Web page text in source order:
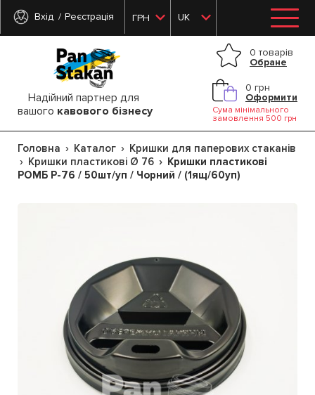
Вхід Реєстрація ГРН UK
Надійний партнер для
вашого кавового бізнесу
0 товарів
Обране
0 грн
Оформити
Сума мінімального
замовлення 500 грн
Головна Каталог
Кришки для паперових стаканів
Кришки пластикові Ø 76
Кришки пластикові
РОМБ Р-76 / 50шт/уп / Чорний / (1ящ/60уп)